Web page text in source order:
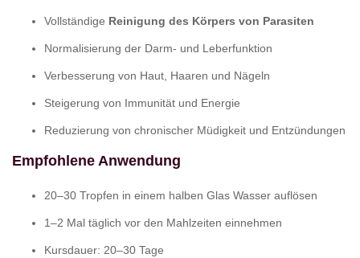
Vollständige Reinigung des Körpers von Parasiten
Normalisierung der Darm- und Leberfunktion
Verbesserung von Haut, Haaren und Nägeln
Steigerung von Immunität und Energie
Reduzierung von chronischer Müdigkeit und Entzündungen
Empfohlene Anwendung
20–30 Tropfen in einem halben Glas Wasser auflösen
1–2 Mal täglich vor den Mahlzeiten einnehmen
Kursdauer: 20–30 Tage